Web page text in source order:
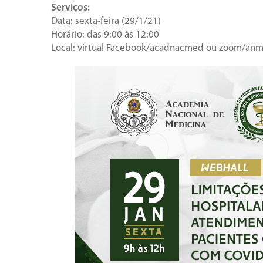
Serviços:
Data: sexta-feira (29/1/21)
Horário: das 9:00 às 12:00
Local: virtual Facebook/acadnacmed ou zoom/